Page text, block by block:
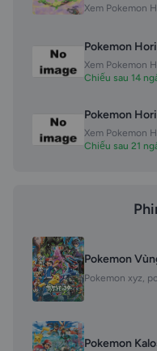
Xem Pokemon
Pokemon
Xem Pokemon
Chiếu sau 14
Pokemon
Xem Pokemon
Chiếu sau 21
Pokemon
Pokemon xyz,
Pokemon